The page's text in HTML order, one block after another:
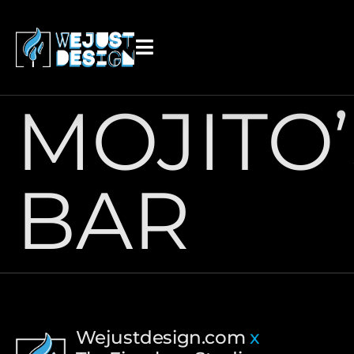
BAR
Wejustdesign.com x